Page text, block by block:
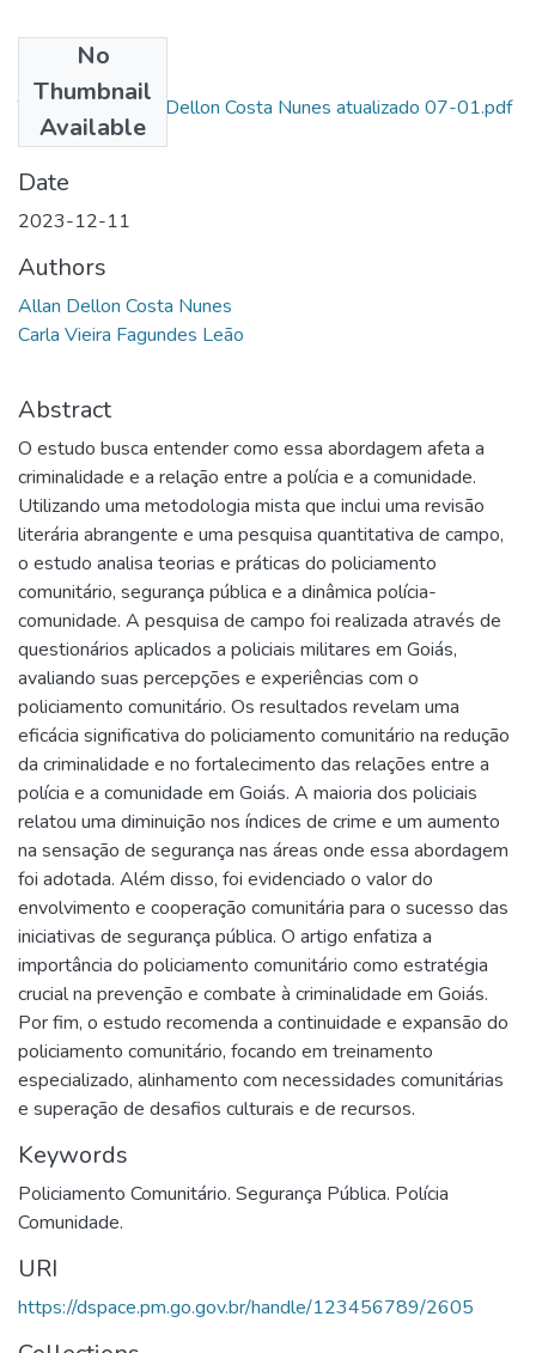
No
Thumbnail
Available
TCC AL SD Allan Dellon Costa Nunes atualizado 07-01.pdf
(651.59 KB)
Date
2023-12-11
Authors
Allan Dellon Costa Nunes
Carla Vieira Fagundes Leão
Abstract
O estudo busca entender como essa abordagem afeta a
criminalidade e a relação entre a polícia e a comunidade.
Utilizando uma metodologia mista que inclui uma revisão
literária abrangente e uma pesquisa quantitativa de campo,
o estudo analisa teorias e práticas do policiamento
comunitário, segurança pública e a dinâmica polícia-
comunidade. A pesquisa de campo foi realizada através de
questionários aplicados a policiais militares em Goiás,
avaliando suas percepções e experiências com o
policiamento comunitário. Os resultados revelam uma
eficácia significativa do policiamento comunitário na redução
da criminalidade e no fortalecimento das relações entre a
polícia e a comunidade em Goiás. A maioria dos policiais
relatou uma diminuição nos índices de crime e um aumento
na sensação de segurança nas áreas onde essa abordagem
foi adotada. Além disso, foi evidenciado o valor do
envolvimento e cooperação comunitária para o sucesso das
iniciativas de segurança pública. O artigo enfatiza a
importância do policiamento comunitário como estratégia
crucial na prevenção e combate à criminalidade em Goiás.
Por fim, o estudo recomenda a continuidade e expansão do
policiamento comunitário, focando em treinamento
especializado, alinhamento com necessidades comunitárias
e superação de desafios culturais e de recursos.
Keywords
Policiamento Comunitário. Segurança Pública. Polícia
Comunidade.
URI
https://dspace.pm.go.gov.br/handle/123456789/2605